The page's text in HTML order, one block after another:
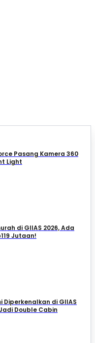
Pasang Kamera 360
Light
di GIIAS 2026, Ada
Jutaan!
Diperkenalkan di GIIAS
Double Cabin